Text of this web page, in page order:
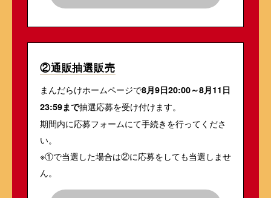
②通販抽選販売
まんだらけホームページで8月9日20:00～8月11日
23:59まで抽選応募を受け付けます。
期間内に応募フォームにて手続きを行ってくださ
い。
※①で当選した場合は②に応募をしても当選しませ
ん。